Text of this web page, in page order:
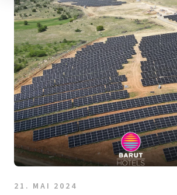
21. MAI 2024